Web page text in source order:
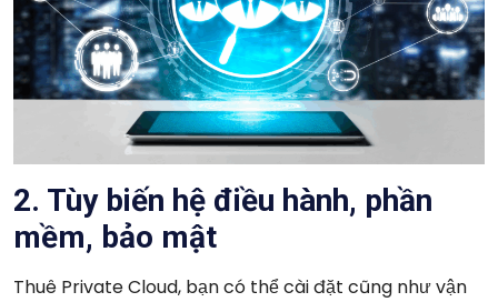
2. Tùy biến hệ điều hành, phần
mềm, bảo mật
Thuê Private Cloud, bạn có thể cài đặt cũng như vận